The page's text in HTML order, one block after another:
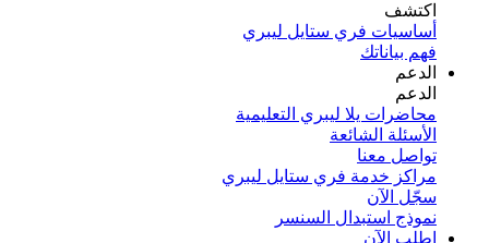
اكتشف​
أساسيات فري ستايل ليبري
فهم بياناتك
الدعم
الدعم
محاضرات يلا ليبري التعليمية
الأسئلة الشائعة
تواصل معنا
مراكز خدمة فري ستايل ليبري
سجّل الآن​
نموذج استبدال السنسر
اطلب الآن